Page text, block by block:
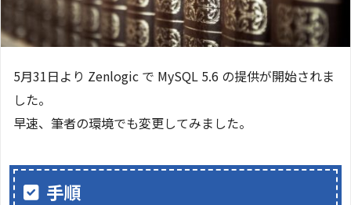
5月31日より Zenlogic で MySQL 5.6 の提供が開始されま
した。
早速、筆者の環境でも変更してみました。
手順